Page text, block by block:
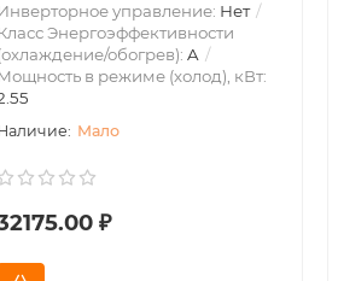
управление: Нет
Энергоэффективности
обогрев): A
в режиме (холод), кВт:
Мало
₽